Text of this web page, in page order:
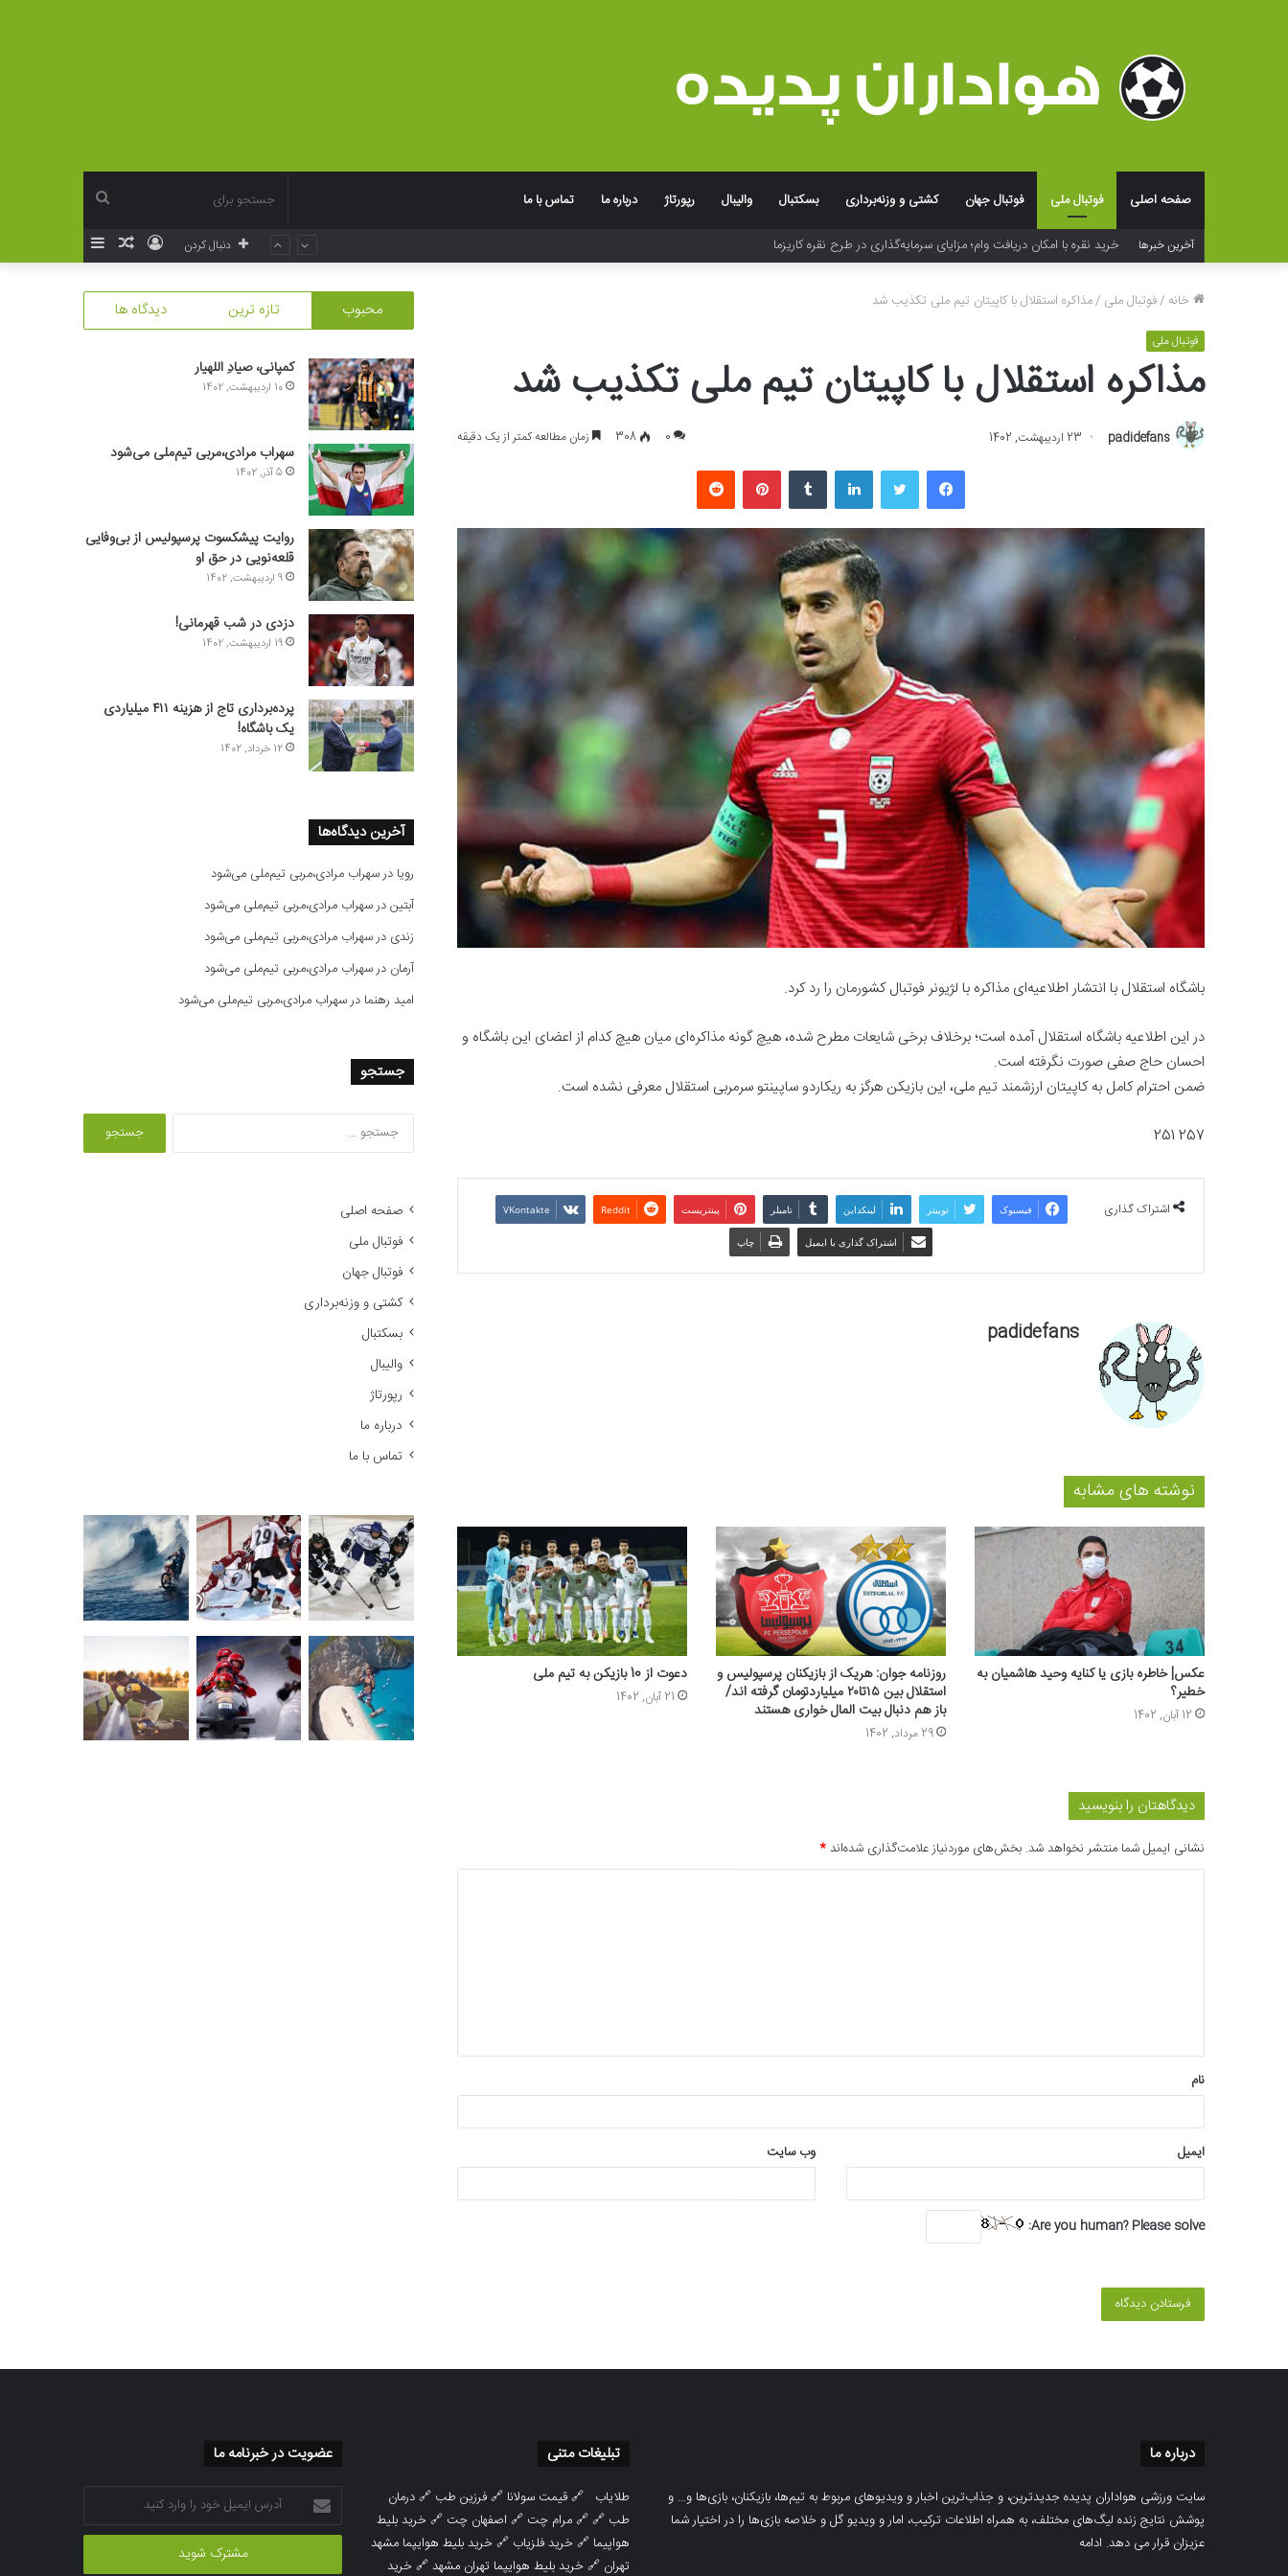
صفحه اصلی فوتبال ملی فوتبال جهان کشتی و وزنه‌برداری بسکتبال والیبال رپورتاژ درباره ما تماس با ما
برای آخرین خبرها
خرید نقره با امکان دریافت وام؛ مزایای سرمایه‌گذاری در طرح نقره کاریزما
نوشته
ورود دنبال کردن
خانه /فوتبال ملی /مذاکره استقلال با کاپیتان تیم ملی تکذیب شد
فوتبال ملی
مذاکره استقلال با کاپیتان تیم ملی تکذیب شد
padidefans 23 اردیبهشت, 1402 0
308 زمان مطالعه کمتر از یک دقیقه
فیسبوک لینکداین پینتریست
باشگاه استقلال با انتشار اطلاعیه‌ای مذاکره با لژیونر فوتبال کشورمان را رد کرد.
در این اطلاعیه باشگاه استقلال آمده است؛ برخلاف برخی شایعات مطرح شده، هیچ گونه مذاکره‌ای میان هیچ کدام از اعضای این باشگاه و
احسان حاج صفی صورت نگرفته است.
ضمن احترام کامل به کاپیتان ارزشمند تیم ملی، این بازیکن هرگز به ریکاردو ساپینتو سرمربی استقلال معرفی نشده است.
257 251
اشتراک گذاری فیسبوک توییتر لینکداین تامبلر پینتریست Reddit
VKontakte
اشتراک گذاری با ایمیل چاپ
padidefans
نوشته های مشابه
عکس| خاطره بازی یا کنایه وحید هاشمیان به
خطیر؟
12 آبان, 1402
روزنامه جوان: هریک از بازیکنان پرسپولیس و
استقلال بین ۱۵تا۲۰ میلیاردتومان گرفته اند/
باز هم دنبال بیت المال خواری هستند
29 مرداد, 1402
دعوت از 10 بازیکن به تیم ملی
21 آبان, 1402
دیدگاهتان را بنویسید
نشانی ایمیل شما منتشر نخواهد شد. بخش‌های موردنیاز علامت‌گذاری شده‌اند*
*
نام
ایمیل وب‌ سایت
Are you human? Please solve:
محبوب تازه ترین دیدگاه ها
کمپانی، صیادِ اللهیار
10 اردیبهشت, 1402
سهراب مرادی،مربی تیم‌ملی می‌شود
5 آذر, 1402
روایت پیشکسوت پرسپولیس از بی‌وفایی
قلعه‌نویی در حق او
9 اردیبهشت, 1402
دزدی در شب قهرمانی!
19 اردیبهشت, 1402
پرده‌برداری تاج از هزینه ۴۱۱ میلیاردی
یک باشگاه!
12 خرداد, 1402
آخرین دیدگاه‌ها
رویا درسهراب مرادی،مربی تیم‌ملی می‌شود
آبتیندرسهراب مرادی،مربی تیم‌ملی می‌شود
زندی درسهراب مرادی،مربی تیم‌ملی می‌شود
آرمان درسهراب مرادی،مربی تیم‌ملی می‌شود
امید رهنما درسهراب مرادی،مربی تیم‌ملی می‌شود
جستجو
صفحه اصلی
فوتبال ملی
فوتبال جهان
کشتی و وزنه‌برداری
بسکتبال
والیبال
رپورتاژ
درباره ما
تماس با ما
درباره ما
سایت ورزشی هواداران پدیده جدیدترین، و جذاب‌ترین اخبار و ویدیوهای مربوط به تیم‌ها، بازیکنان، بازی‌ها و… و
پوشش نتایج زنده لیگ‌های مختلف، به همراه اطلاعات ترکیب، امار و ویدیو‌‌ گل‌ و خلاصه بازی‌ها را در اختیار شما
عزیزان قرار می دهد. ادامه
تبلیغات متنی
طلایاب 🔗قیمت سولانا 🔗فرزین طب 🔗درمان
طب 🔗 🔗مرام چت 🔗 اصفهان چت 🔗خرید بلیط
هواپیما 🔗خرید فلزیاب 🔗خرید بلیط هوایپما مشهد
تهران 🔗خرید بلیط هوایپما تهران مشهد🔗خرید
عضویت در خبرنامه ما
آدرس
ایمیل
خود